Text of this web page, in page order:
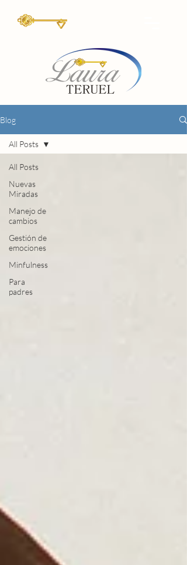
Blog
All Posts
Nuevas
Miradas
Manejo de
cambios
Gestión de
emociones
Minfulness
Para
padres
All Posts